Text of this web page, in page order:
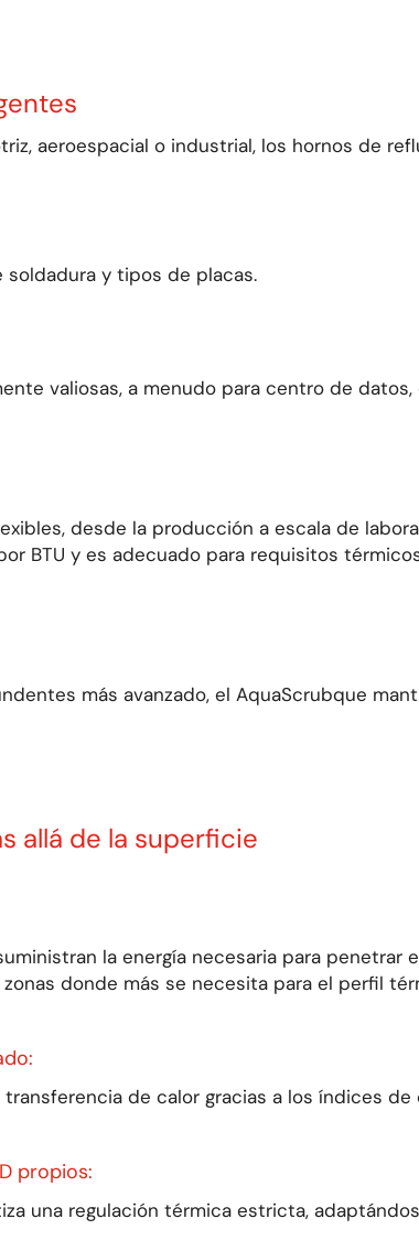
aeroespacial o industrial, los hornos de
y tipos de placas.
valiosas, a menudo para centro de datos,
desde la producción a escala de
BTU y es adecuado para requisitos
más avanzado, el AquaScrubque
allá de la superficie
la energía necesaria para penetrar
donde más se necesita para el perfil
transferencia de calor gracias a los índices
propios:
una regulación térmica estricta,